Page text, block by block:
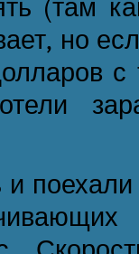
(там
но
с